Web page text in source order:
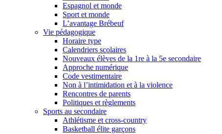
Espagnol et monde
Sport et monde
L’avantage Brébeuf
Vie pédagogique
Horaire type
Calendriers scolaires
Nouveaux élèves de la 1re à la 5e secondaire
Approche numérique
Code vestimentaire
Non à l’intimidation et à la violence
Rencontres de parents
Politiques et règlements
Sports au secondaire
Athlétisme et cross-country
Basketball élite garçons